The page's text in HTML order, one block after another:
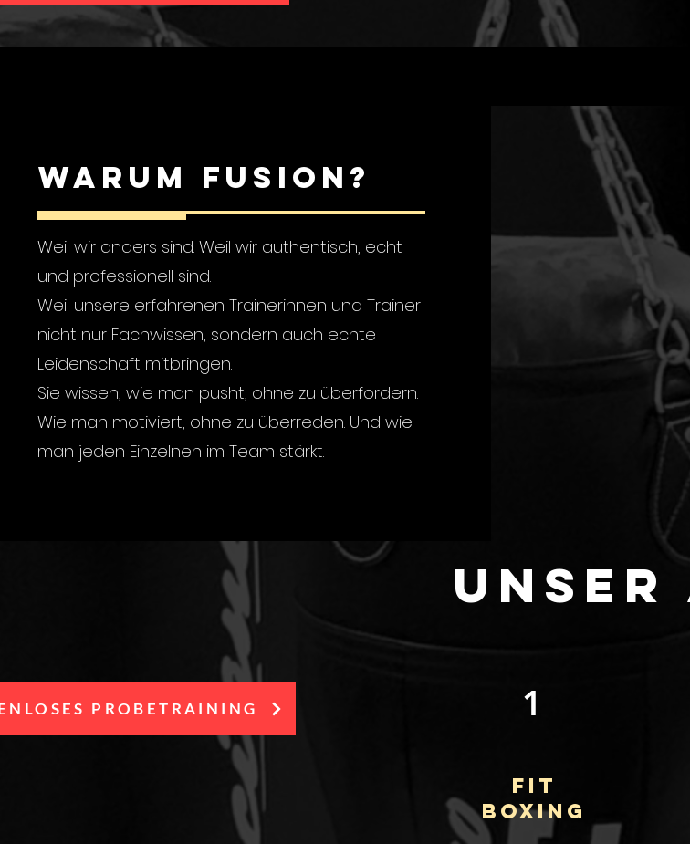
Warum FusioN?
Weil wir anders sind. Weil wir authentisch, echt
und professionell sind.
Weil unsere erfahrenen Trainerinnen und Trainer
nicht nur Fachwissen, sondern auch echte
Leidenschaft mitbringen.
Sie wissen, wie man pusht, ohne zu überfordern.
Wie man motiviert, ohne zu überreden. Und wie
man jeden Einzelnen im Team stärkt.
PROBETRAINING 1
FIT
BOXING